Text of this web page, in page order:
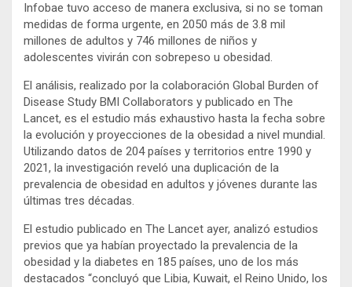
Infobae tuvo acceso de manera exclusiva, si no se toman
medidas de forma urgente, en 2050 más de 3.8 mil
millones de adultos y 746 millones de niños y
adolescentes vivirán con sobrepeso u obesidad.
El análisis, realizado por la colaboración Global Burden of
Disease Study BMI Collaborators y publicado en The
Lancet, es el estudio más exhaustivo hasta la fecha sobre
la evolución y proyecciones de la obesidad a nivel mundial.
Utilizando datos de 204 países y territorios entre 1990 y
2021, la investigación reveló una duplicación de la
prevalencia de obesidad en adultos y jóvenes durante las
últimas tres décadas.
El estudio publicado en The Lancet ayer, analizó estudios
previos que ya habían proyectado la prevalencia de la
obesidad y la diabetes en 185 países, uno de los más
destacados “concluyó que Libia, Kuwait, el Reino Unido, los